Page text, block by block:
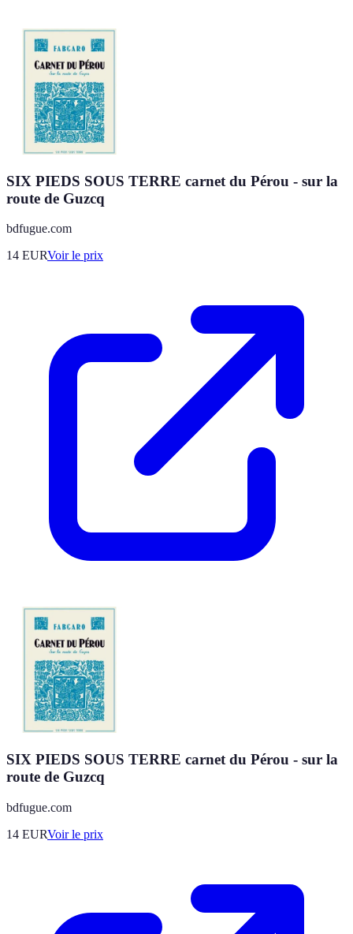
SIX PIEDS SOUS TERRE carnet du Pérou - sur la
route de Guzcq
bdfugue.com
14 EURVoir le prix
SIX PIEDS SOUS TERRE carnet du Pérou - sur la
route de Guzcq
bdfugue.com
14 EURVoir le prix